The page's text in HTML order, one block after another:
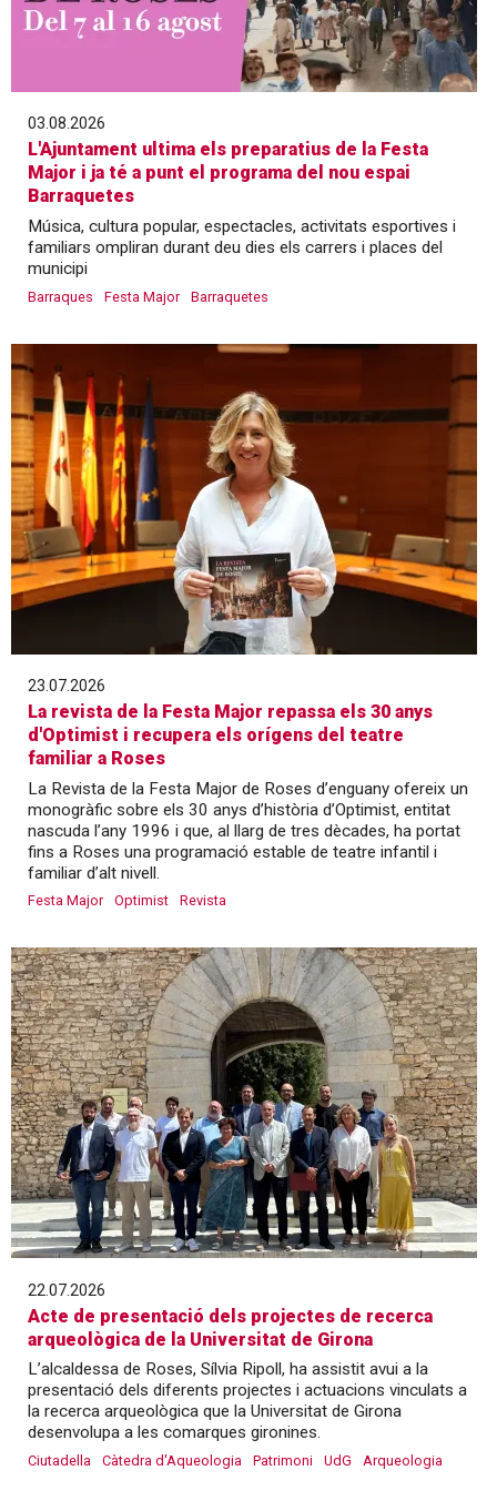
03.08.2026
L'Ajuntament ultima els preparatius de la Festa
Major i ja té a punt el programa del nou espai
Barraquetes
Música, cultura popular, espectacles, activitats esportives i
familiars ompliran durant deu dies els carrers i places del
municipi
Barraques Festa Major Barraquetes
23.07.2026
La revista de la Festa Major repassa els 30 anys
d'Optimist i recupera els orígens del teatre
familiar a Roses
La Revista de la Festa Major de Roses d’enguany ofereix un
monogràfic sobre els 30 anys d’història d’Optimist, entitat
nascuda l’any 1996 i que, al llarg de tres dècades, ha portat
fins a Roses una programació estable de teatre infantil i
familiar d’alt nivell.
Festa Major Optimist Revista
22.07.2026
Acte de presentació dels projectes de recerca
arqueològica de la Universitat de Girona
L’alcaldessa de Roses, Sílvia Ripoll, ha assistit avui a la
presentació dels diferents projectes i actuacions vinculats a
la recerca arqueològica que la Universitat de Girona
desenvolupa a les comarques gironines.
Ciutadella Càtedra d'Aqueologia Patrimoni UdG Arqueologia